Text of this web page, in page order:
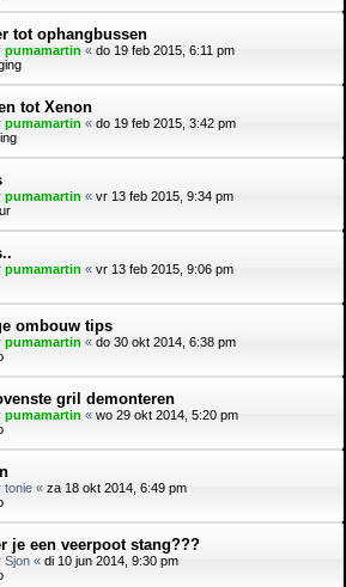
tot ophangbussen
pumamartin « do 19 feb 2015, 6:11 pm
tot Xenon
pumamartin « do 19 feb 2015, 3:42 pm
pumamartin « vr 13 feb 2015, 9:34 pm
pumamartin « vr 13 feb 2015, 9:06 pm
ombouw tips
pumamartin « do 30 okt 2014, 6:38 pm
gril demonteren
pumamartin « wo 29 okt 2014, 5:20 pm
tonie « za 18 okt 2014, 6:49 pm
je een veerpoot stang???
Sjon « di 10 jun 2014, 9:30 pm